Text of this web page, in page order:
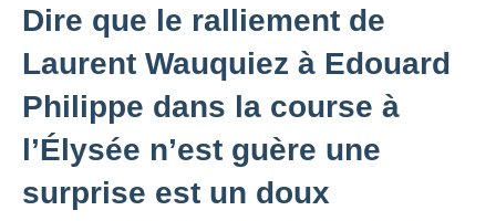
Dire que le ralliement de
Laurent Wauquiez à Edouard
Philippe dans la course à
l’Élysée n’est guère une
surprise est un doux